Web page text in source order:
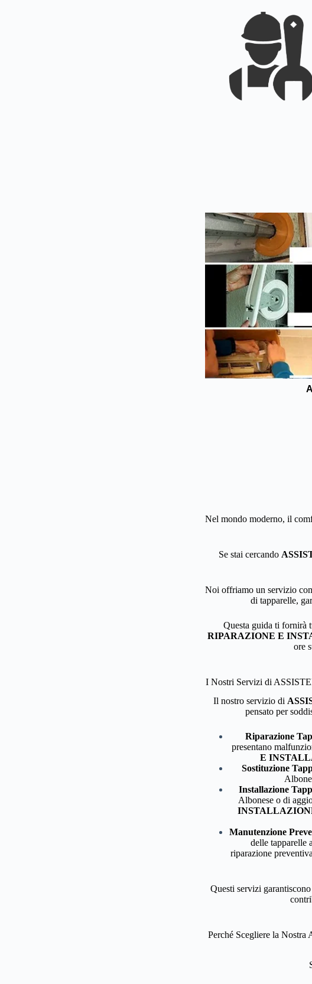
Nel mondo moderno, il
Se stai cercando
Noi offriamo un servizio
di tapparelle,
Questa guida ti fornirà
RIPARAZIONE E
ore
I Nostri Servizi di
Il nostro servizio di
pensato per
Riparazione
presentano
E
Sostituzione
Installazione
Albonese o di
Manutenzione
delle tapparelle
riparazione
Questi servizi
Perché Scegliere la